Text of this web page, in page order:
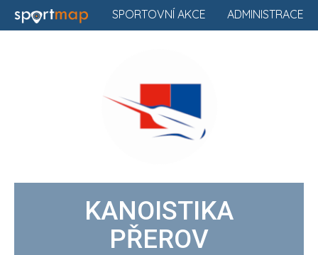
ADMINISTRACE
SPORTOVNÍ AKCE
KANOISTIKA
PŘEROV